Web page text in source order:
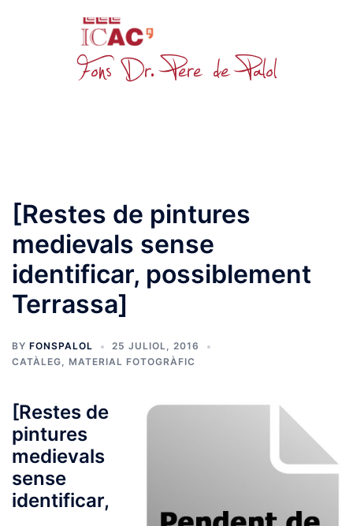
[Restes de pintures
medievals sense
identificar, possiblement
Terrassa]
BY FONSPALOL
25 JULIOL, 2016
CATÀLEG, MATERIAL FOTOGRÀFIC
[Restes de
pintures
medievals
sense
identificar,